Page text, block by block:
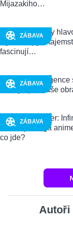
ZÁBAVA
ZÁBAVA
ZÁBAVA
Autoři